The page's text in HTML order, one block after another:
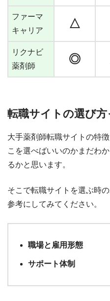
ファーマ
キャリア
△
リクナビ
薬剤師
◎
転職サイトの選び方
大手薬剤師転職サイトの特
こを選べばいいのかまだわ
るかと思います。
そこで転職サイトを選ぶ時
参考にしてみてください。
職場と雇用形態
サポート体制